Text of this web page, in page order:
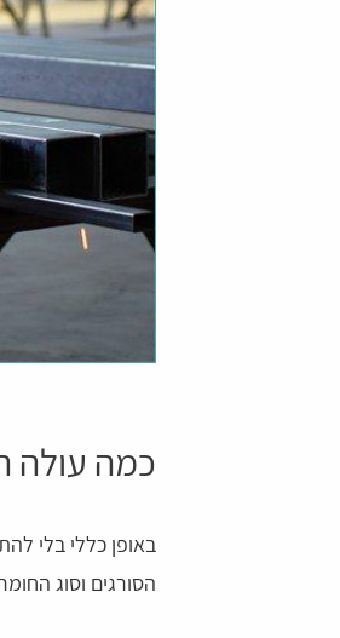
כמה עולה
באופן כללי בלי
הסורגים וסוג
נעזרתי
שירותיות